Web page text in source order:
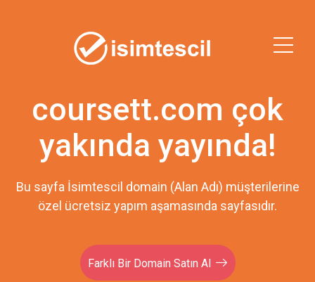
coursett.com çok
yakında yayında!
Bu sayfa İsimtescil domain (Alan Adı) müşterilerine
özel ücretsiz yapım aşamasında sayfasıdır.
Farklı Bir Domain Satın Al